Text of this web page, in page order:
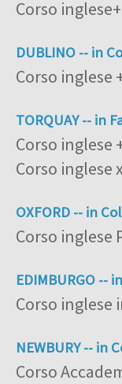
Corso
DUBLINO -- in
Corso inglese
TORQUAY -- in
Corso inglese
Corso inglese
OXFORD -- in
Corso inglese
EDIMBURGO --
Corso inglese
NEWBURY -- in
Corso